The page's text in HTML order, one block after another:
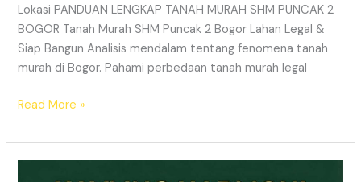
Lokasi PANDUAN LENGKAP TANAH MURAH SHM PUNCAK 2
BOGOR Tanah Murah SHM Puncak 2 Bogor Lahan Legal &
Siap Bangun Analisis mendalam tentang fenomena tanah
murah di Bogor. Pahami perbedaan tanah murah legal
Read More »